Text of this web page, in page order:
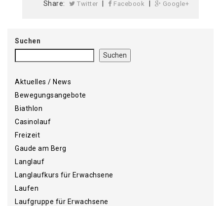
Share: Twitter Facebook Google+
Suchen
Suchen
Aktuelles / News
Bewegungsangebote
Biathlon
Casinolauf
Freizeit
Gaude am Berg
Langlauf
Langlaufkurs für Erwachsene
Laufen
Laufgruppe für Erwachsene